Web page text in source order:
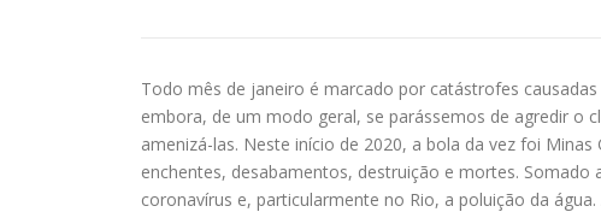
Todo mês de janeiro é marcado por catástrofes
embora, de um modo geral, se parássemos de agredir o
amenizá-las. Neste início de 2020, a bola da vez foi
enchentes, desabamentos, destruição e mortes.
coronavírus e, particularmente no Rio, a poluição da